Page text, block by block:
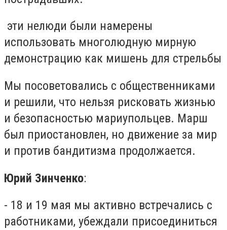
эти нелюди были намерены
использовать многолюдную мирную
демонстрацию как мишень для стрельбы
Мы посоветовались с общественниками
и решили, что нельзя рисковать жизнью
и безопасностью мариупольцев. Марш
был приостановлен, но движение за мир
и против бандитизма продолжается.
Юрий Зинченко:
- 18 и 19 мая мы активно встречались с
работниками, убеждали присоединиться